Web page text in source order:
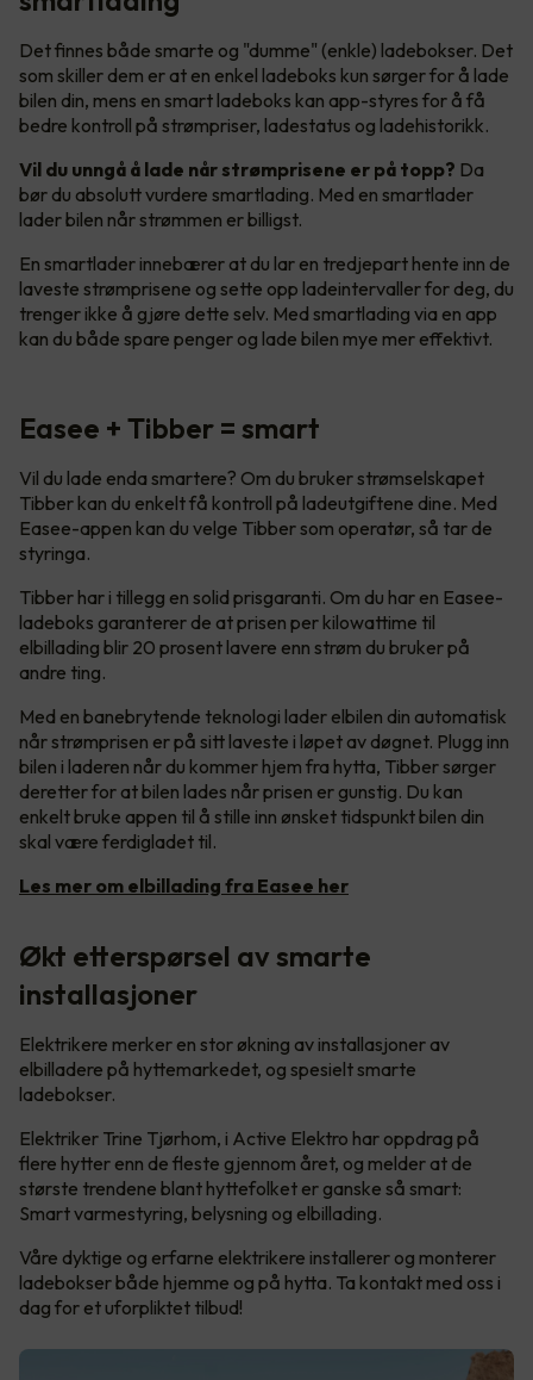
Det finnes både smarte og "dumme" (enkle) ladebokser. Det
som skiller dem er at en enkel ladeboks kun sørger for å lade
bilen din, mens en smart ladeboks kan app-styres for å få
bedre kontroll på strømpriser, ladestatus og ladehistorikk.
Vil du unngå å lade når strømprisene er på topp? Da
bør du absolutt vurdere smartlading. Med en smartlader
lader bilen når strømmen er billigst.
En smartlader innebærer at du lar en tredjepart hente inn de
laveste strømprisene og sette opp ladeintervaller for deg, du
trenger ikke å gjøre dette selv. Med smartlading via en app
kan du både spare penger og lade bilen mye mer effektivt.
Easee + Tibber = smart
Vil du lade enda smartere? Om du bruker strømselskapet
Tibber kan du enkelt få kontroll på ladeutgiftene dine. Med
Easee-appen kan du velge Tibber som operatør, så tar de
styringa.
Tibber har i tillegg en solid prisgaranti. Om du har en Easee-
ladeboks garanterer de at prisen per kilowattime til
elbillading blir 20 prosent lavere enn strøm du bruker på
andre ting.
Med en banebrytende teknologi lader elbilen din automatisk
når strømprisen er på sitt laveste i løpet av døgnet. Plugg inn
bilen i laderen når du kommer hjem fra hytta, Tibber sørger
deretter for at bilen lades når prisen er gunstig. Du kan
enkelt bruke appen til å stille inn ønsket tidspunkt bilen din
skal være ferdigladet til.
Les mer om elbillading fra Easee her
Økt etterspørsel av smarte
installasjoner
Elektrikere merker en stor økning av installasjoner av
elbilladere på hyttemarkedet, og spesielt smarte
ladebokser.
Elektriker Trine Tjørhom, i Active Elektro har oppdrag på
flere hytter enn de fleste gjennom året, og melder at de
største trendene blant hyttefolket er ganske så smart:
Smart varmestyring, belysning og elbillading.
Våre dyktige og erfarne elektrikere installerer og monterer
ladebokser både hjemme og på hytta. Ta kontakt med oss i
dag for et uforpliktet tilbud!